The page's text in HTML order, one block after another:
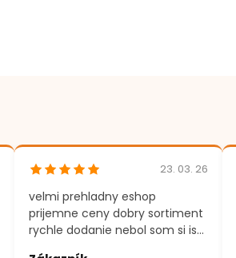
23. 03. 26
velmi prehladny eshop
prijemne ceny dobry sortiment
rychle dodanie nebol som si isty